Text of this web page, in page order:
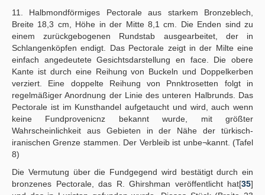
11. Halbmondförmiges Pectorale aus starkem Bronzeblech,
Breite 18,3 cm, Höhe in der Mitte 8,1 cm. Die Enden sind zu
einem zurückgebogenen Rundstab ausgearbeitet, der in
Schlangenköpfen endigt. Das Pectorale zeigt in der Milte eine
einfach angedeutete Gesichtsdarstellung en face. Die obere
Kante ist durch eine Reihung von Buckeln und Doppelkerben
verziert. Eine doppelte Reihung von Pnnktrosetten folgt in
regelmäßiger Anordnung der Linie des unteren Halbrunds. Das
Pectorale ist im Kunsthandel aufgetaucht und wird, auch wenn
keine Fundprovenicnz bekannt wurde, mit größter
Wahrscheinlichkeit aus Gebieten in der Nähe der türkisch-
iranischen Grenze stammen. Der Verbleib ist unbe¬kannt. (Tafel
8)
Die Vermutung über die Fundgegend wird bestätigt durch ein
bronzenes Pectorale, das R. Ghirshman veröffentlicht hat[35]